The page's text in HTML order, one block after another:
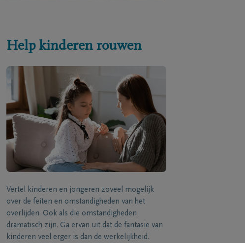
Help kinderen rouwen
Vertel kinderen en jongeren zoveel mogelijk
over de feiten en omstandigheden van het
overlijden. Ook als die omstandigheden
dramatisch zijn. Ga ervan uit dat de fantasie van
kinderen veel erger is dan de werkelijkheid.